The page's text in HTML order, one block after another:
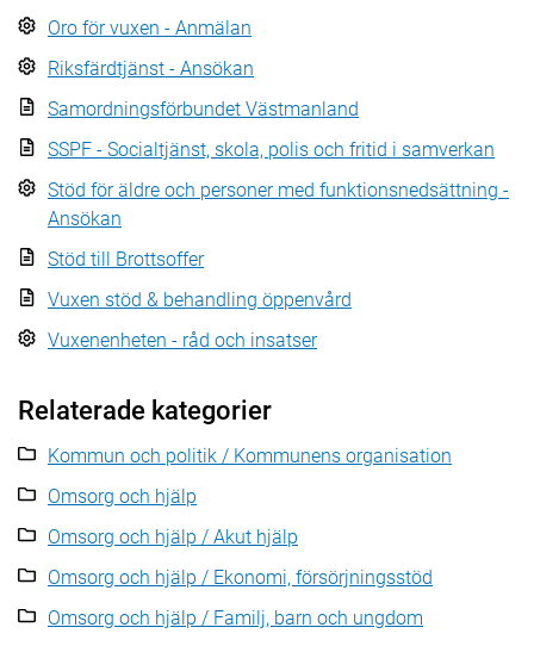
Oro för vuxen - Anmälan
Riksfärdtjänst - Ansökan
Samordningsförbundet Västmanland
SSPF - Socialtjänst, skola, polis och fritid i samverkan
Stöd för äldre och personer med funktionsnedsättning -
Ansökan
Stöd till Brottsoffer
Vuxen stöd & behandling öppenvård
Vuxenenheten - råd och insatser
Relaterade kategorier
Kommun och politik / Kommunens organisation
Omsorg och hjälp
Omsorg och hjälp / Akut hjälp
Omsorg och hjälp / Ekonomi, försörjningsstöd
Omsorg och hjälp / Familj, barn och ungdom